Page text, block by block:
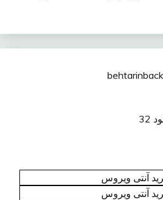
آنتی ویروس
آنتی ویروس